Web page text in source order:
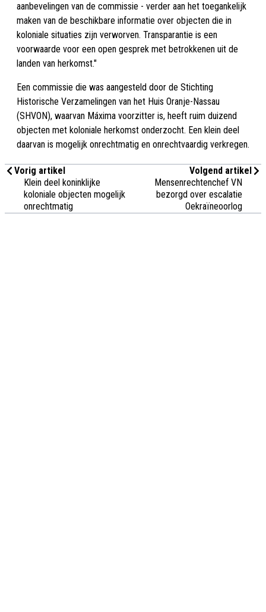
aanbevelingen van de commissie - verder aan het toegankelijk
maken van de beschikbare informatie over objecten die in
koloniale situaties zijn verworven. Transparantie is een
voorwaarde voor een open gesprek met betrokkenen uit de
landen van herkomst."
Een commissie die was aangesteld door de Stichting
Historische Verzamelingen van het Huis Oranje-Nassau
(SHVON), waarvan Máxima voorzitter is, heeft ruim duizend
objecten met koloniale herkomst onderzocht. Een klein deel
daarvan is mogelijk onrechtmatig en onrechtvaardig verkregen.
Vorig artikel
Klein deel koninklijke
koloniale objecten mogelijk
onrechtmatig
Volgend artikel
Mensenrechtenchef VN
bezorgd over escalatie
Oekraïneoorlog